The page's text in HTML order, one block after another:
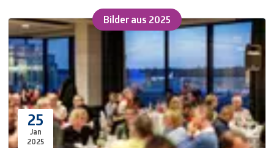
Bilder ​aus 2025
25
Jan
2025